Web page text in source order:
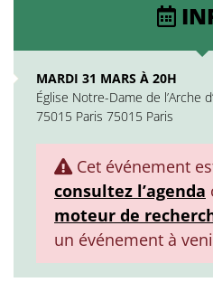
MARDI 31 MARS À 20H
Église Notre-Dame de l’Arche
75015 Paris 75015 Paris
Cet événement
consultez l’agenda
moteur de
un événement à